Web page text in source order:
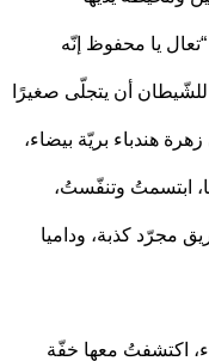
يا محفوظ إنّه
أن يتجلّى صغيرًا
بريّة بيضاء،
وتنفّستُ،
كذبة، وداميا
معها خفّة